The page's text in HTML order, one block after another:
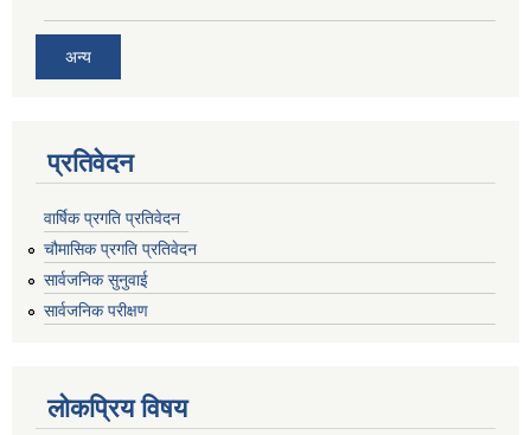
अन्य
प्रतिवेदन
वार्षिक प्रगति प्रतिवेदन
चौमासिक प्रगति प्रतिवेदन
सार्वजनिक सुनुवाई
सार्वजनिक परीक्षण
लोकप्रिय विषय